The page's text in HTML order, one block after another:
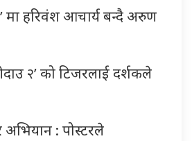
मा हरिवंश आचार्य बन्दै अरुण
२’ को टिजरलाई दर्शकले
अभियान : पोस्टरले